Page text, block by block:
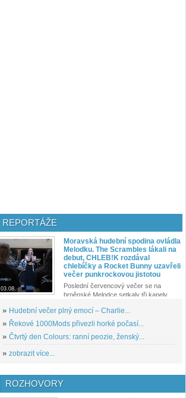
REPORTÁŽE
03.08.
Moravská hudební spodina ovládla
Melodku. The Scrambles lákali na
debut, CHLEB!K rozdával
chlebíčky a Rocket Bunny uzavřeli
večer punkrockovou jistotou
Poslední červencový večer se na
brněnské Melodce setkaly tři kapely...
» Hudební večer plný emocí – Charlie...
» Řekové 1000Mods přivezli horké počasí...
» Čtvrtý den Colours: ranní peozie, ženský...
» zobrazit více...
ROZHOVORY